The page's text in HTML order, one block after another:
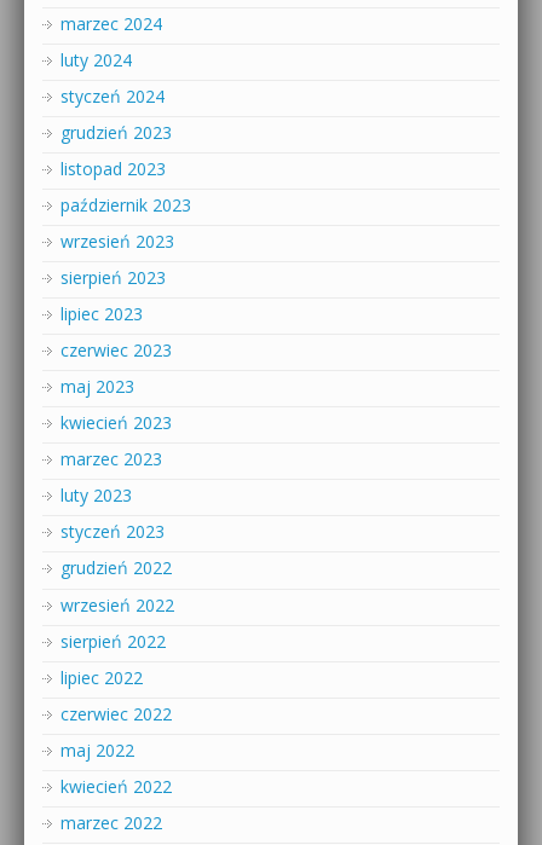
marzec 2024
luty 2024
styczeń 2024
grudzień 2023
listopad 2023
październik 2023
wrzesień 2023
sierpień 2023
lipiec 2023
czerwiec 2023
maj 2023
kwiecień 2023
marzec 2023
luty 2023
styczeń 2023
grudzień 2022
wrzesień 2022
sierpień 2022
lipiec 2022
czerwiec 2022
maj 2022
kwiecień 2022
marzec 2022